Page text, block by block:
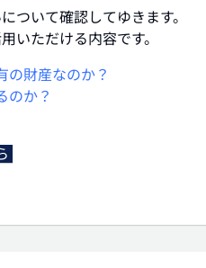
ついて確認してゆきます。
いただける内容です。
の財産なのか？
のか？